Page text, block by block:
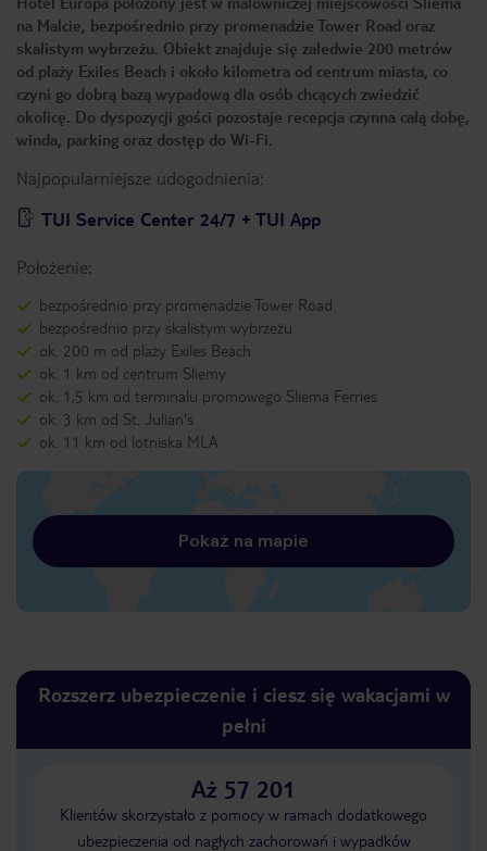
na Malcie, bezpośrednio przy promenadzie Tower Road oraz
skalistym wybrzeżu. Obiekt znajduje się zaledwie 200 metrów
od plaży Exiles Beach i około kilometra od centrum miasta, co
czyni go dobrą bazą wypadową dla osób chcących zwiedzić
okolicę. Do dyspozycji gości pozostaje recepcja czynna całą dobę,
winda, parking oraz dostęp do Wi-Fi.
Najpopularniejsze udogodnienia:
TUI Service Center 24/7 + TUI App
Położenie:
bezpośrednio przy promenadzie Tower Road
bezpośrednio przy skalistym wybrzeżu
ok. 200 m od plaży Exiles Beach
ok. 1 km od centrum Sliemy
ok. 1,5 km od terminalu promowego Sliema Ferries
ok. 3 km od St. Julian's
ok. 11 km od lotniska MLA
Pokaż na mapie
Rozszerz ubezpieczenie i ciesz się wakacjami w
pełni
Aż 57 201
Klientów skorzystało z pomocy w ramach dodatkowego
ubezpieczenia od nagłych zachorowań i wypadków